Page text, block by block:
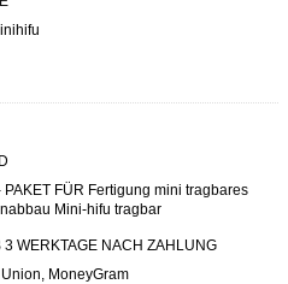
PAKET FÜR Fertigung mini tragbares
Mini-hifu tragbar
3 WERKTAGE NACH ZAHLUNG
MoneyGram